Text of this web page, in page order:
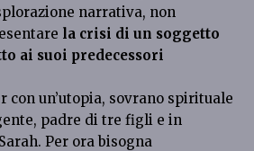
narrativa, non
la crisi di un soggetto
ai suoi predecessori
con un’utopia, sovrano spirituale
padre di tre figli e in
Per ora bisogna